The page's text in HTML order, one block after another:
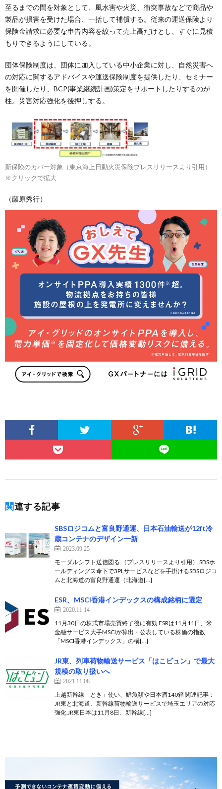
至るまでの間を対象として、風水害や火災、衝突事故などで商品や
製品が損害を受けた場合、一括して補償する。従来の運送保険より
保険金請求に必要な申告内容を絞って売上高だけとし、すぐに見積
もりできるようにしている。
団体保険制度は、団体に加入している中小企業に対し、自然災害へ
の対応に関するアドバイスや運送保険制度を提供したり、セミナー
を開催したり、BCP(事業継続計画)策定をサポートしたりするのが
柱。災害対応強化を後押しする。
新保険のカバー対象（東京海上日動火災保険プレスリリースより引用）
※クリックで拡大
（藤原秀行）
関連する記事
SBSロジコムと富良野通運、日本石油輸送が12ft冷
蔵コンテナのデザイン一新
2023.09.25
モーダルシフト送信図る （プレスリリースより引用） SBSホ
ールディングス傘下で3PLサービスなどを手掛けるSBSロジコ
ムと北海道の富良野通運（北海道[…]
ESR、MSCI香港インデックスの構成銘柄に選定
2020.11.14
11月30日の株式市場売買終了後に有効 ESRは11月11日、米
金融サービス大手MSCIが算出・公表している株価の指数
「MSCI香港インデックス」の構[…]
JR東、列車荷物輸送サービス「はこビュン」で最大
規模の取り扱いへ
2021.11.08
上越新幹線「とき」使い、鮮魚類や日本酒140箱 関連記事：
JR東と北海道、新幹線荷物輸送サービスで埼玉エリアの対応
強化 JR東日本は11月8日、新幹線[…]